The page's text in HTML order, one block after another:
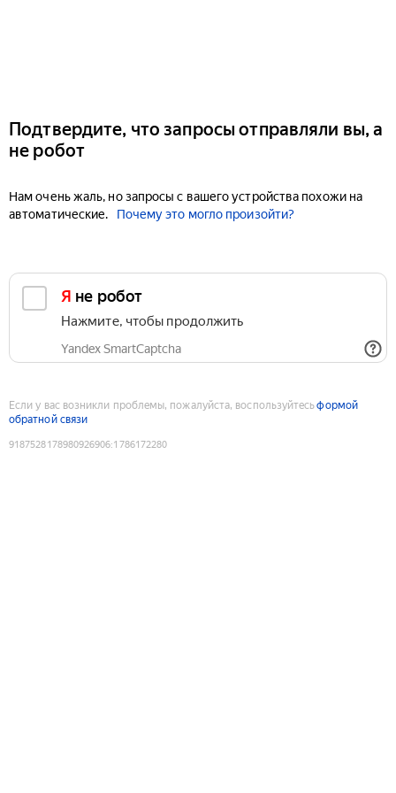
Подтвердите, что запросы отправляли вы, а
не робот
Нам очень жаль, но запросы с вашего устройства похожи на
автоматические.
Почему это могло произойти?
Я не робот
Нажмите, чтобы продолжить
Yandex SmartCaptcha
Если у вас возникли проблемы, пожалуйста, воспользуйтесьформой
обратной связи
9187528178980926906:1786172280